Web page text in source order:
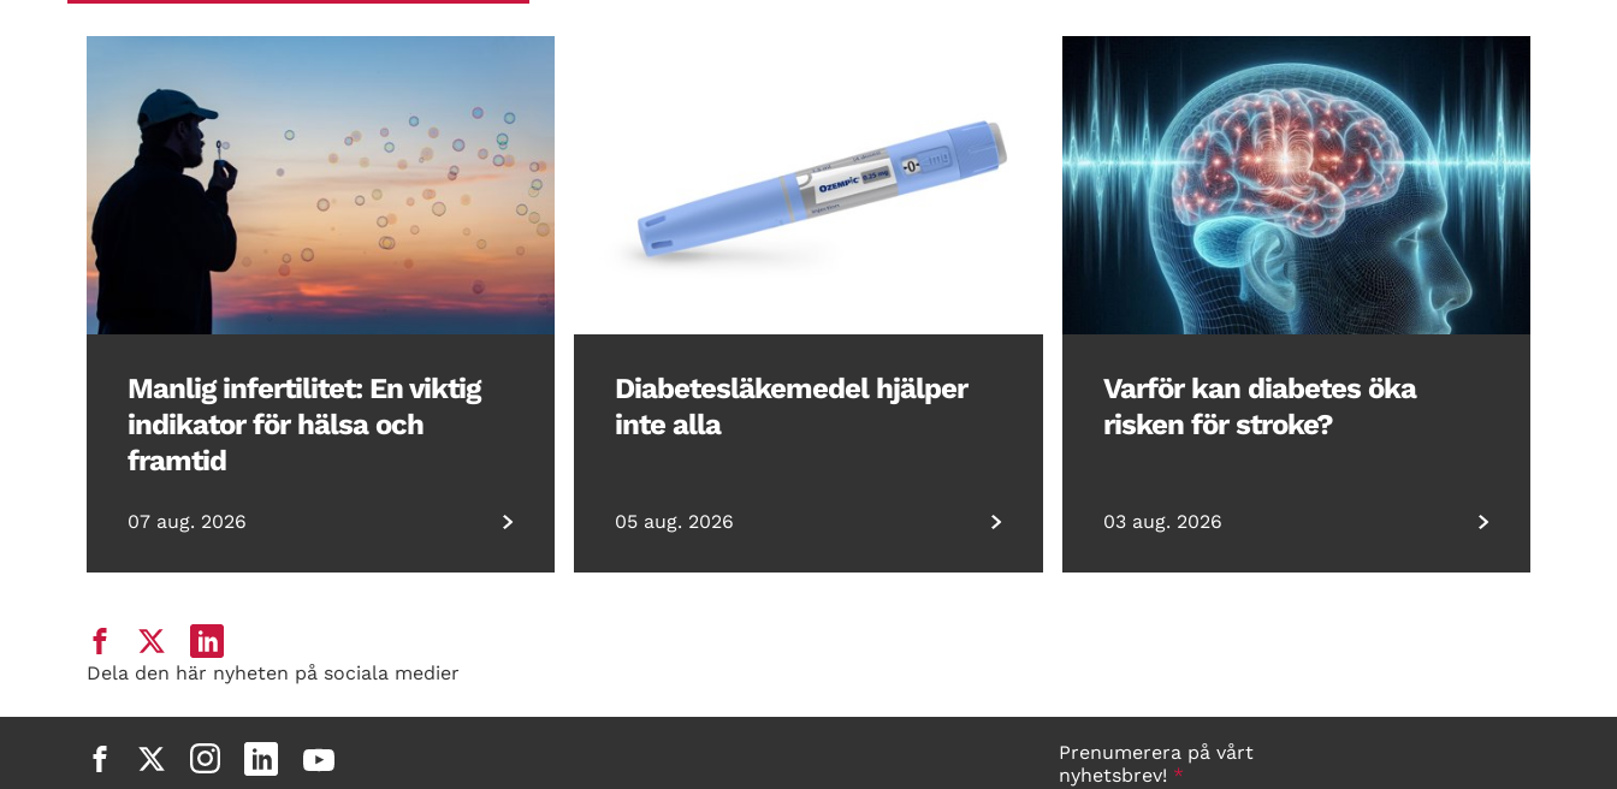
Manlig infertilitet: En viktig
indikator för hälsa och
framtid
07 aug. 2026
Diabetesläkemedel hjälper
inte alla
05 aug. 2026
Varför kan diabetes öka
risken för stroke?
03 aug. 2026
Dela den här nyheten på sociala medier
Prenumerera på vårt
nyhetsbrev! *